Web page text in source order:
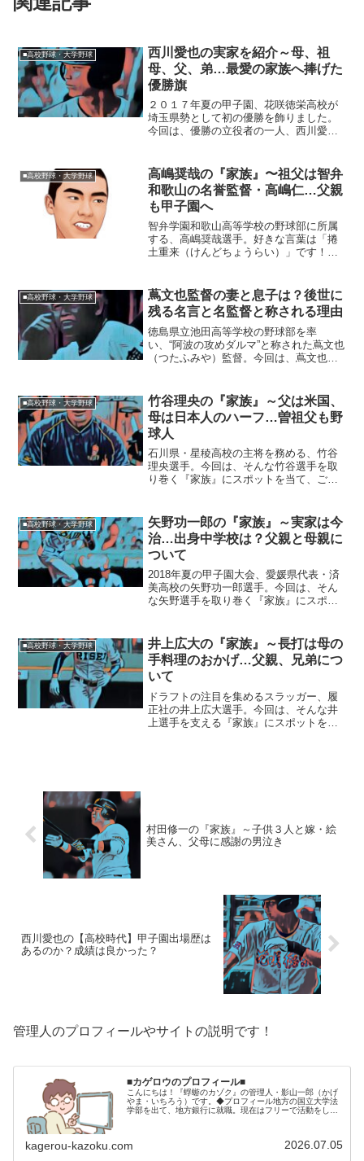
■高校野球・大学野球
西川愛也の実家を紹介～母、祖
母、父、弟…最愛の家族へ捧げた
優勝旗
２０１７年夏の甲子園、花咲徳栄高校が
埼玉県勢として初の優勝を飾りました。
今回は、優勝の立役者の一人、西川愛也
堺西川愛也選手は、大阪府堺市の出身。
実家がある金岡（かなおか...
■高校野球・大学野球
高嶋奨哉の『家族』〜祖父は智弁
和歌山の名誉監督・高嶋仁…父親
も甲子園へ
智弁学園和歌山高等学校の野球部に所属
する、高嶋奨哉選手。好きな言葉は「捲
土重来（けんどちょうらい）」です！今
前：高嶋奨哉（たかしま・しょうや）生
年月日：2003年〈平成15...
■高校野球・大学野球
蔦文也監督の妻と息子は？後世に
残る名言と名監督と称される理由
徳島県立池田高等学校の野球部を率
い、“阿波の攻めダルマ”と称された蔦文也
（つたふみや）監督。今回は、蔦文也監
督の妻と息子蔦文也監督の奥様は、キミ
子さんという女性です。...
■高校野球・大学野球
竹谷理央の『家族』～父は米国、
母は日本人のハーフ…曽祖父も野
球人
石川県・星稜高校の主将を務める、竹谷
理央選手。今回は、そんな竹谷選手を取
り巻く『家族』にスポットを当て、ご紹
2000年8月31日（17歳）※2018年8月12日
現在身長...
■高校野球・大学野球
矢野功一郎の『家族』～実家は今
治…出身中学校は？父親と母親に
ついて
2018年夏の甲子園大会、愛媛県代表・済
美高校の矢野功一郎選手。今回は、そん
な矢野選手を取り巻く『家族』にスポッ
いちろう）生年月日：2000年7月1日生ま
れ（18歳）※...
■高校野球・大学野球
井上広大の『家族』～長打は母の
手料理のおかげ…父親、兄弟につ
いて
ドラフトの注目を集めるスラッガー、履
正社の井上広大選手。今回は、そんな井
上選手を支える『家族』にスポットを当
村田修一の『家族』～子供３人と嫁・絵
美さん、父母に感謝の男泣き
西川愛也の【高校時代】甲子園出場歴は
あるのか？成績は良かった？
管理人のプロフィールやサイトの説明です！
■カゲロウのプロフィール■
こんにちは！『蜉蝣のカゾク』の管理人・影山一郎（かげ
やま・いちろう）です。◆プロフィール地方の国立大学法
学部を出て、地方銀行に就職。現在はフリーで活動をして
kagerou-kazoku.com 2026.07.05